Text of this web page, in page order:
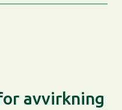
avvirkning